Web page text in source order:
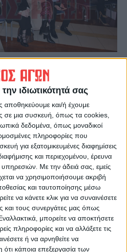
ιδιωτικότητά σας
αποθηκεύουμε και/ή έχουμε
μια συσκευή, όπως τα cookies,
δεδομένα, όπως μοναδικοί
πληροφορίες που
για εξατομικευμένες διαφημίσεις
και περιεχομένου, έρευνα
Με την άδειά σας, εμείς
να χρησιμοποιήσουμε ακριβή
και ταυτοποίησης μέσω
να κάνετε κλικ για να συναινέσετε
και τους συνεργάτες μας όπως
μπορείτε να αποκτήσετε
πληροφορίες και να αλλάξετε τις
ή να αρνηθείτε να
κάποια επεξεργασία των
πέντε ετών, η
του Νοσοκομείου υπό
Συλλόγου
στο ξενοδοχείο
ημερίδα με τίτλο
Κλινικής κ.
δήλωσή της στον «Νέο
στο στόχο της
του κοινού σε
αφορούν τους έφηβους
απορίες γονέων και
γνώσεις του ιατρικού